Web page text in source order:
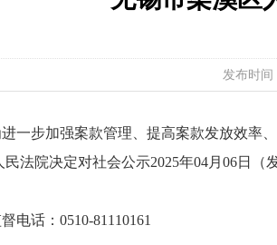
发布时
进一步加强案款管理、提高案款发放效率
民法院决定对社会公示2025年04月06日
电话： 0510-81110161